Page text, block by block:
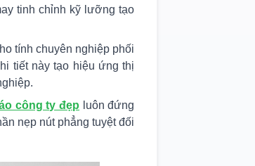
tinh chỉnh kỹ lưỡng tạo
tính chuyên nghiệp phối
tiết này tạo hiệu ứng thị
công ty đẹp luôn đứng
nẹp nút phẳng tuyệt đối